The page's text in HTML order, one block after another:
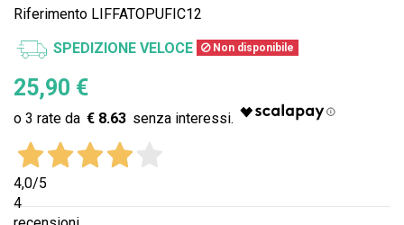
Riferimento LIFFATOPUFIC12
SPEDIZIONE VELOCE Non disponibile
25,90 €
€ 8.63
4,0/5
4